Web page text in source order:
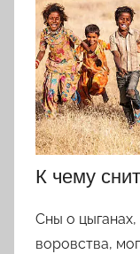
К чему
Сны о
воровства,